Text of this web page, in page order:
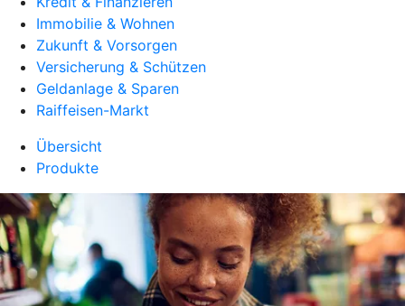
Immobilie & Wohnen
Zukunft & Vorsorgen
Versicherung & Schützen
Geldanlage & Sparen
Raiffeisen-Markt
Übersicht
Produkte